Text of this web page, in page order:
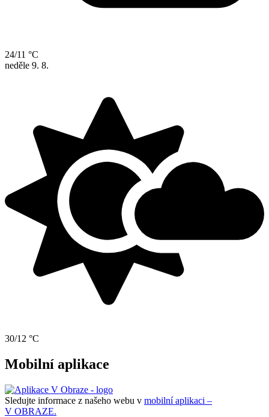
24/11 °C
neděle 9. 8.
30/12 °C
Mobilní aplikace
Sledujte informace z našeho webu v mobilní aplikaci –
V OBRAZE.